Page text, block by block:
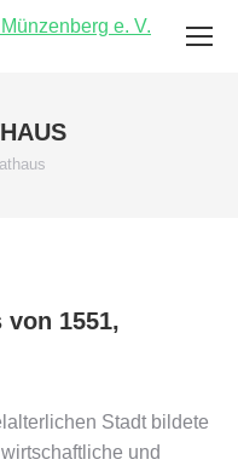
hier:
1551,
Stadt bildete
und